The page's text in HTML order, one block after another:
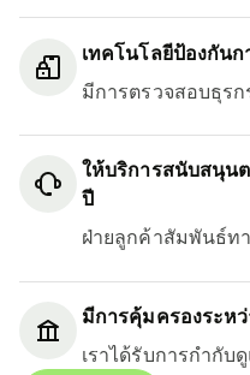
เทคโนโลยีป้องกันก
มีการตรวจสอบธุร
ให้บริการสนับสนุน
ปี
ฝ่ายลูกค้าสัมพันธ์ท
มีการคุ้มครองระหว่
เราได้รับการกำกั